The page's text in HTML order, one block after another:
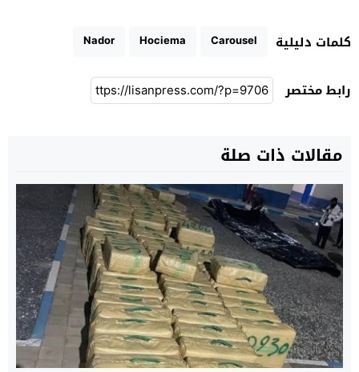
كلمات دليلية Carousel
Hociema
Nador
رابط مختصر
مقالات ذات صلة